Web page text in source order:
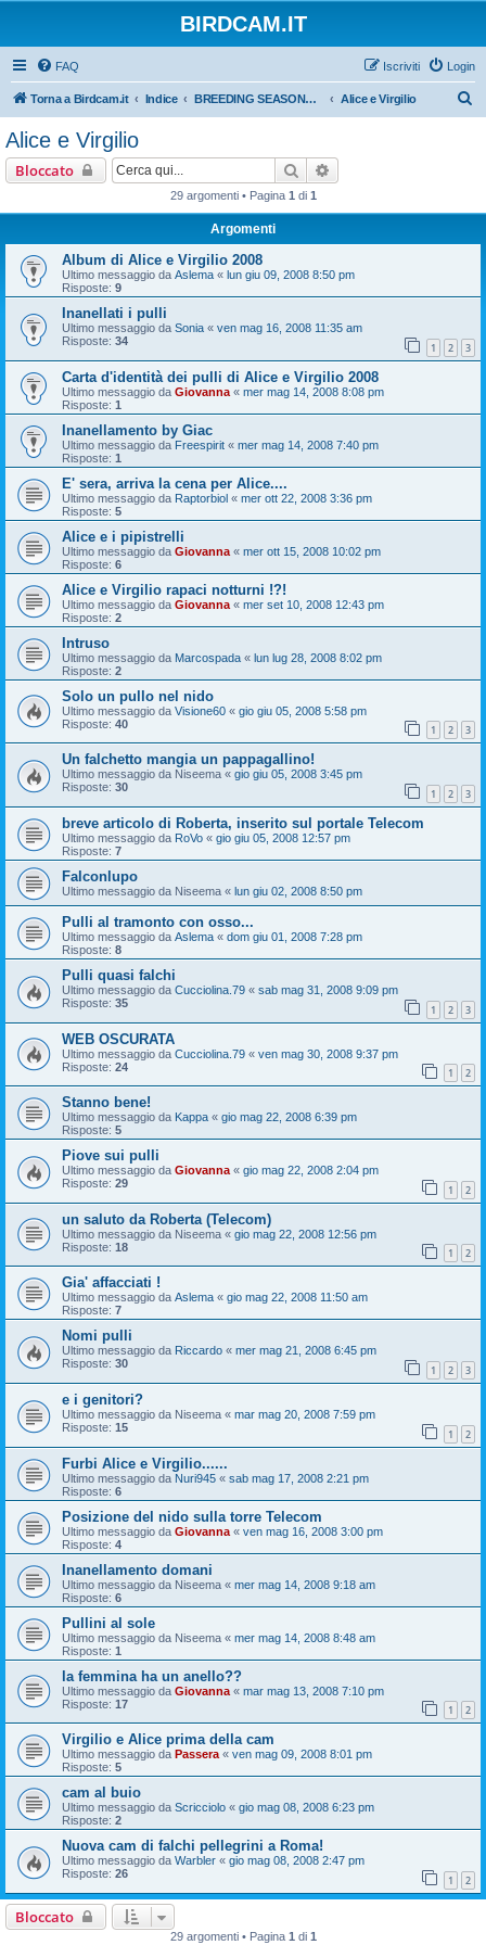
BIRDCAM.IT
FAQ Login
Iscriviti
Torna a Birdcam.it Indice BREEDING SEASONS 2007-2008 Alice e Virgilio
Alice e Virgilio
Bloccato Cerca
29 argomenti • Pagina 1 di 1
Argomenti
Album di Alice e Virgilio 2008
Ultimo messaggio da Aslema « lun giu 09, 2008 8:50 pm
Risposte: 9
Inanellati i pulli
Ultimo messaggio da Sonia « ven mag 16, 2008 11:35 am
Risposte: 34 1 2 3
Carta d'identità dei pulli di Alice e Virgilio 2008
Ultimo messaggio da Giovanna « mer mag 14, 2008 8:08 pm
Risposte: 1
Inanellamento by Giac
Ultimo messaggio da Freespirit « mer mag 14, 2008 7:40 pm
Risposte: 1
E' sera, arriva la cena per Alice....
Ultimo messaggio da Raptorbiol « mer ott 22, 2008 3:36 pm
Risposte: 5
Alice e i pipistrelli
Ultimo messaggio da Giovanna « mer ott 15, 2008 10:02 pm
Risposte: 6
Alice e Virgilio rapaci notturni !?!
Ultimo messaggio da Giovanna « mer set 10, 2008 12:43 pm
Risposte: 2
Intruso
Ultimo messaggio da Marcospada « lun lug 28, 2008 8:02 pm
Risposte: 2
Solo un pullo nel nido
Ultimo messaggio da Visione60 « gio giu 05, 2008 5:58 pm
Risposte: 40 1 2 3
Un falchetto mangia un pappagallino!
Ultimo messaggio da Niseema « gio giu 05, 2008 3:45 pm
Risposte: 30 1 2 3
breve articolo di Roberta, inserito sul portale Telecom
Ultimo messaggio da RoVo « gio giu 05, 2008 12:57 pm
Risposte: 7
Falconlupo
Ultimo messaggio da Niseema « lun giu 02, 2008 8:50 pm
Pulli al tramonto con osso...
Ultimo messaggio da Aslema « dom giu 01, 2008 7:28 pm
Risposte: 8
Pulli quasi falchi
Ultimo messaggio da Cucciolina.79 « sab mag 31, 2008 9:09 pm
Risposte: 35 1 2 3
WEB OSCURATA
Ultimo messaggio da Cucciolina.79 « ven mag 30, 2008 9:37 pm
Risposte: 24 1 2
Stanno bene!
Ultimo messaggio da Kappa « gio mag 22, 2008 6:39 pm
Risposte: 5
Piove sui pulli
Ultimo messaggio da Giovanna « gio mag 22, 2008 2:04 pm
Risposte: 29 1 2
un saluto da Roberta (Telecom)
Ultimo messaggio da Niseema « gio mag 22, 2008 12:56 pm
Risposte: 18 1 2
Gia' affacciati !
Ultimo messaggio da Aslema « gio mag 22, 2008 11:50 am
Risposte: 7
Nomi pulli
Ultimo messaggio da Riccardo « mer mag 21, 2008 6:45 pm
Risposte: 30 1 2 3
e i genitori?
Ultimo messaggio da Niseema « mar mag 20, 2008 7:59 pm
Risposte: 15 1 2
Furbi Alice e Virgilio......
Ultimo messaggio da Nuri945 « sab mag 17, 2008 2:21 pm
Risposte: 6
Posizione del nido sulla torre Telecom
Ultimo messaggio da Giovanna « ven mag 16, 2008 3:00 pm
Risposte: 4
Inanellamento domani
Ultimo messaggio da Niseema « mer mag 14, 2008 9:18 am
Risposte: 6
Pullini al sole
Ultimo messaggio da Niseema « mer mag 14, 2008 8:48 am
Risposte: 1
la femmina ha un anello??
Ultimo messaggio da Giovanna « mar mag 13, 2008 7:10 pm
Risposte: 17 1 2
Virgilio e Alice prima della cam
Ultimo messaggio da Passera« ven mag 09, 2008 8:01 pm
Risposte: 5
cam al buio
Ultimo messaggio da Scricciolo « gio mag 08, 2008 6:23 pm
Risposte: 2
Nuova cam di falchi pellegrini a Roma!
Ultimo messaggio da Warbler « gio mag 08, 2008 2:47 pm
Risposte: 26 1 2
Bloccato
29 argomenti • Pagina 1 di 1